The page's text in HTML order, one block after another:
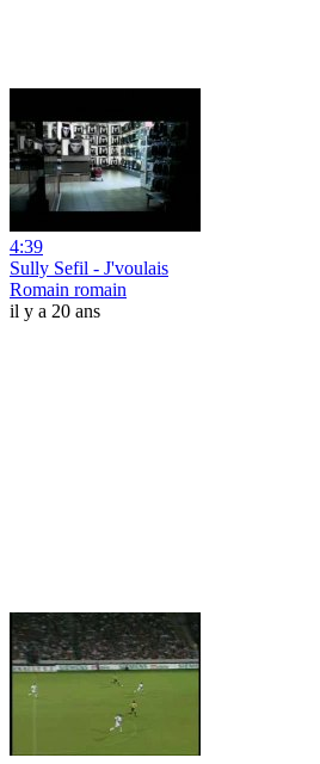
4:39
Sully Sefil - J'voulais
Romain romain
il y a 20 ans